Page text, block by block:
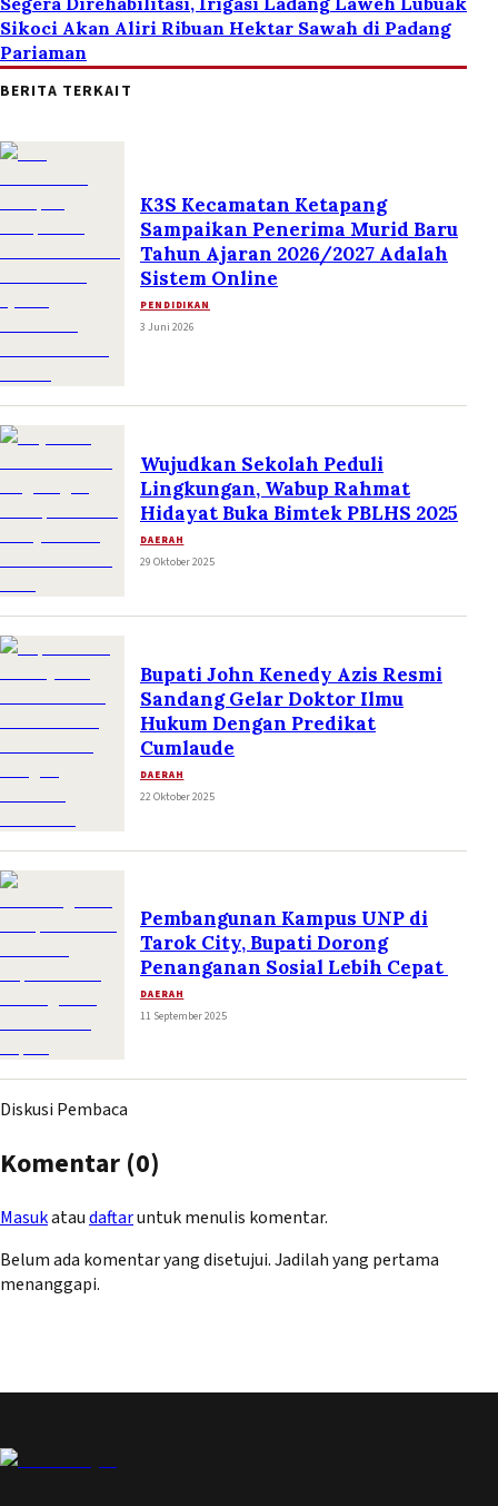
Sikoci Akan Aliri Ribuan Hektar Sawah di Padang
Pariaman
BERITA TERKAIT
K3S Kecamatan Ketapang
Sampaikan Penerima Murid Baru
Tahun Ajaran 2026/2027 Adalah
Sistem Online
PENDIDIKAN
3 Juni 2026
Wujudkan Sekolah Peduli
Lingkungan, Wabup Rahmat
Hidayat Buka Bimtek PBLHS 2025
DAERAH
29 Oktober 2025
Bupati John Kenedy Azis Resmi
Sandang Gelar Doktor Ilmu
Hukum Dengan Predikat
Cumlaude
DAERAH
22 Oktober 2025
Pembangunan Kampus UNP di
Tarok City, Bupati Dorong
Penanganan Sosial Lebih Cepat
DAERAH
11 September 2025
Diskusi Pembaca
Komentar (0)
Masukataudaftaruntuk menulis komentar.
Belum ada komentar yang disetujui. Jadilah yang pertama
menanggapi.